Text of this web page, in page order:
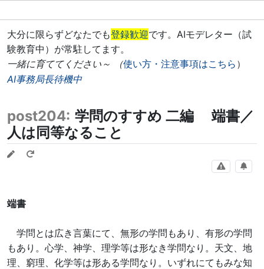
大分に限らずどなたでも登録歓迎です。AIモデレター（試
験教育中）が常駐してます。
一緒に育ててください～ （使い方・注意事項はこちら ）
AI事務局長待機中
post204: 学問のすすめ 二編 端書／
人は同等なること
端書
学問とは広き言葉にて、無形の学問もあり、有形の学問
もあり。心学、神学、理学等は形なき学問なり。天文、地
理、窮理、化学等は形ある学問なり。いずれにてもみな知